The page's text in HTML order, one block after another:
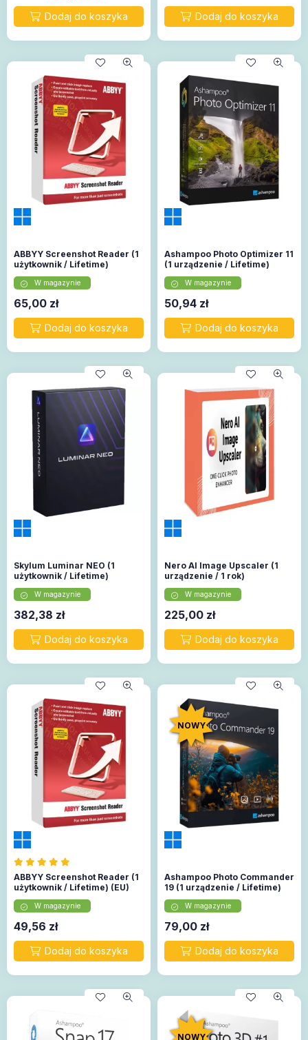
ABBYY Screenshot Reader (1
użytkownik / Lifetime)
W magazynie
65,00 zł
Ashampoo Photo Optimizer 11
(1 urządzenie / Lifetime)
W magazynie
50,94 zł
Skylum Luminar NEO (1
użytkownik / Lifetime)
W magazynie
382,38 zł
Nero AI Image Upscaler (1
urządzenie / 1 rok)
W magazynie
225,00 zł
ABBYY Screenshot Reader (1
użytkownik / Lifetime) (EU)
W magazynie
49,56 zł
NOWY
Ashampoo Photo Commander
19 (1 urządzenie / Lifetime)
W magazynie
79,00 zł
NOWY